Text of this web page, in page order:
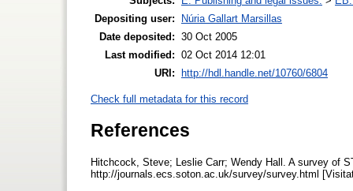
Depositing user:
Núria Gallart Marsillas
Date deposited: 30 Oct 2005
Last modified: 02 Oct 2014 12:01
URI:
http://hdl.handle.net/10760/6804
Check full metadata for this record
References
Hitchcock, Steve; Leslie Carr; Wendy Hall. A survey of
http://journals.ecs.soton.ac.uk/survey/survey.html